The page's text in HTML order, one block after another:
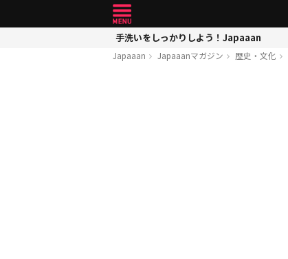
手洗いをしっかりしよう！Japaaan
Japaaan Japaaanマガジン 歴史・文化